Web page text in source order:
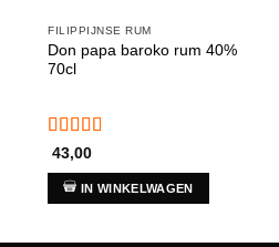
FILIPPIJNSE RUM
Don papa baroko rum 40%
70cl
Gewaardeerd
4uit 5
43,00
IN WINKELWAGEN